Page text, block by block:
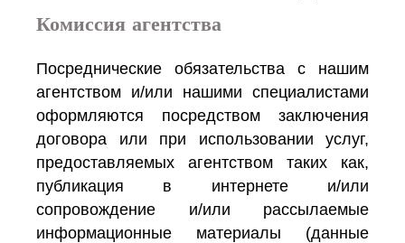
Комиссия агентства
Посреднические обязательства с нашим
агентством и/или нашими специалистами
оформляются посредством заключения
договора или при использовании услуг,
предоставляемых агентством таких как,
публикация в интернете и/или
сопровождение и/или рассылаемые
информационные материалы (данные